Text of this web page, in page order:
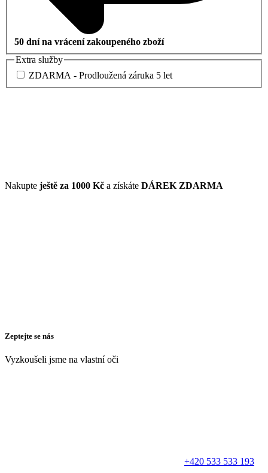
50 dní na vrácení zakoupeného zboží
Extra služby
ZDARMA - Prodloužená záruka 5 let
Nakupte ještě za 1000 Kč a získáte DÁREK ZDARMA
Zeptejte se nás
Vyzkoušeli jsme na vlastní oči
+420 533 533 193